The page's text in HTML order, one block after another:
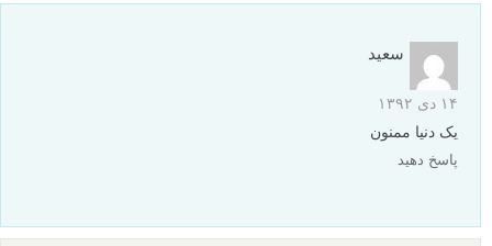
سعید
۱۴ دی ۱۳۹۲
یک دنیا ممنون
پاسخ دهید